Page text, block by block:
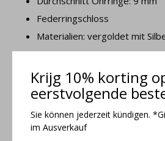
Krijg 10% korting
eerstvolgende
Sie können jederzeit kündigen.
im Ausverkauf
Federringschloss
Materialien: vergoldet mit
Fleury Kollektion